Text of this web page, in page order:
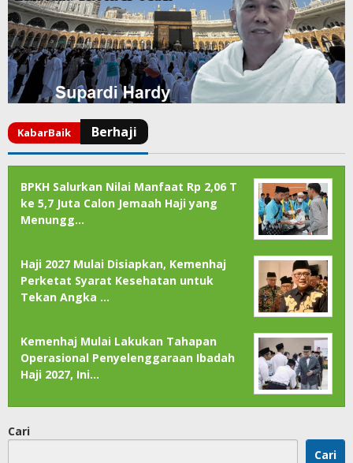
BPKH Salurkan Nilai Manfaat Rp 2,06 T
ke 5,7 Juta Calon Jemaah Haji yang
Menungg…
Haji 2027 Mulai Disiapkan, Kemenhaj
Perketat Syarat Kesehatan untuk
Tekan Angka …
Kemenhaj Mulai Lakukan Tahapan
Operasional Penyelenggaraan Ibadah
Haji 2027, Ini…
Cari
Cari